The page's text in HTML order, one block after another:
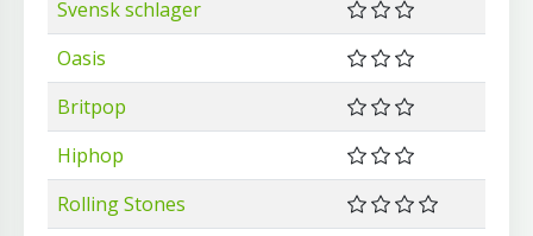
Svensk schlager
Oasis
Britpop
Hiphop
Rolling Stones